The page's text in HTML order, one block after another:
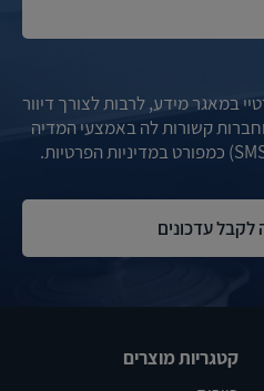
במאגר מידע, לרבות לצורך דיוור
קשורות לה באמצעי המדיה
קטגריות מוצרים